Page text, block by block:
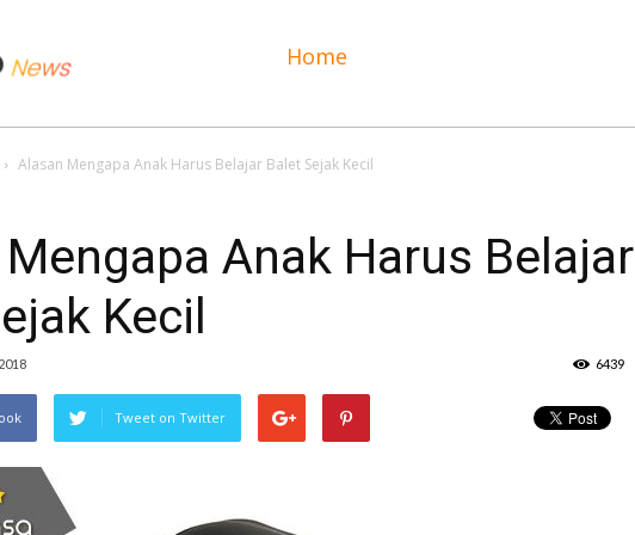
Home
Alasan Mengapa Anak Harus Belajar Balet Sejak Kecil
Anak Harus Belajar
Kecil
6439
Tweet on Twitter